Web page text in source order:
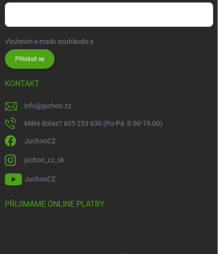
Vložením e-mailu souhlasíte s
Přihlásit se
KONTAKT
info@juchoo.cz
Máte dotaz? 605 233 630 (Po-Pá: 8.00-19.00)
JuchooCZ
juchoo_cz_sk
JuchooCZ
PŘIJÍMÁME ONLINE PLATBY